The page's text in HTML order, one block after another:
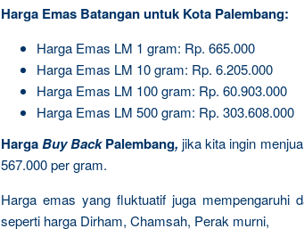
Harga Emas Batangan untuk Kota Palembang:
Harga Emas LM 1 gram: Rp. 665.000
Harga Emas LM 10 gram: Rp. 6.205.000
Harga Emas LM 100 gram: Rp. 60.903.000
Harga Emas LM 500 gram: Rp. 303.608.000
HargaBuy BackPalembang, jika kita ingin
567.000 per gram.
Harga emas yang fluktuatif juga mempengaruhi
seperti harga Dirham, Chamsah, Perak murni,